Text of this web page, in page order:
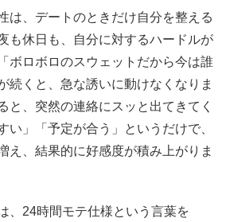
は、デートのときだけ自分を整える
も休日も、自分に対するハードルが
ボロボロのスウェットだから今は誰
続くと、急な誘いに動けなくなりま
と、突然の連絡にスッと出てきてく
い」「予定が合う」というだけで、
え、結果的に好感度が積み上がりま
、24時間モテ仕様という言葉を